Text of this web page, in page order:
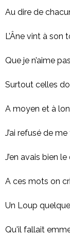
Au dire de
L’Âne vint à son
Que je n’aime
Surtout celles
A moyen et à
J’ai refusé de
J’en avais bien
A ces mots on
Un Loup
Qu'il fallait